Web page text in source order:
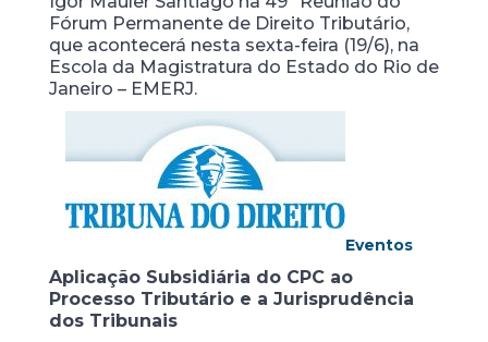
Fórum Permanente de Direito Tributário,
que acontecerá nesta sexta-feira (19/6), na
Escola da Magistratura do Estado do Rio de
Janeiro – EMERJ.
Eventos
Aplicação Subsidiária do CPC ao
Processo Tributário e a Jurisprudência
dos Tribunais